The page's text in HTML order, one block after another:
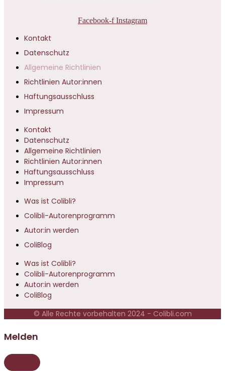
Facebook-f Instagram
Kontakt
Datenschutz
Allgemeine Richtlinien
Richtlinien Autor:innen
Haftungsausschluss
Impressum
Kontakt
Datenschutz
Allgemeine Richtlinien
Richtlinien Autor:innen
Haftungsausschluss
Impressum
Was ist Colibli?
Colibli-Autorenprogramm
Autor:in werden
ColiBlog
Was ist Colibli?
Colibli-Autorenprogramm
Autor:in werden
ColiBlog
© Alle Rechte vorbehalten 2024 - Colibli.com
Melden